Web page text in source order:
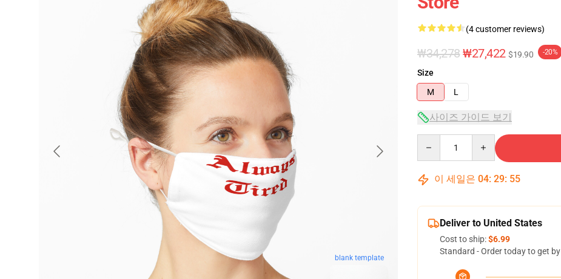
blank template
(4 customer reviews)
₩34,278₩27,422 $19.90 -20%
Size
M
L
사이즈 가이드 보기
이 세일은 04: 29: 54
Deliver to United States
Cost to ship:$6.99
Standard - Order today to get by